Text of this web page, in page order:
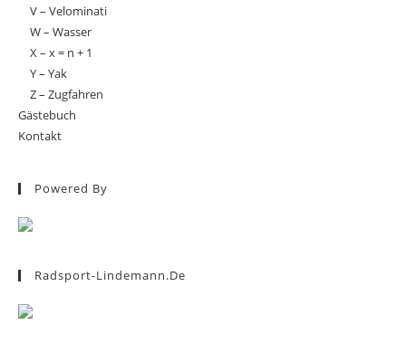
V – Velominati
W – Wasser
X – x = n + 1
Y – Yak
Z – Zugfahren
Gästebuch
Kontakt
Powered By
Radsport-Lindemann.de